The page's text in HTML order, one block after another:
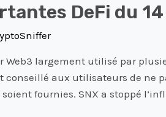
DeFi du
Web3 largement utilisé par
conseillé aux utilisateurs de ne
fournies. SNX a stoppé